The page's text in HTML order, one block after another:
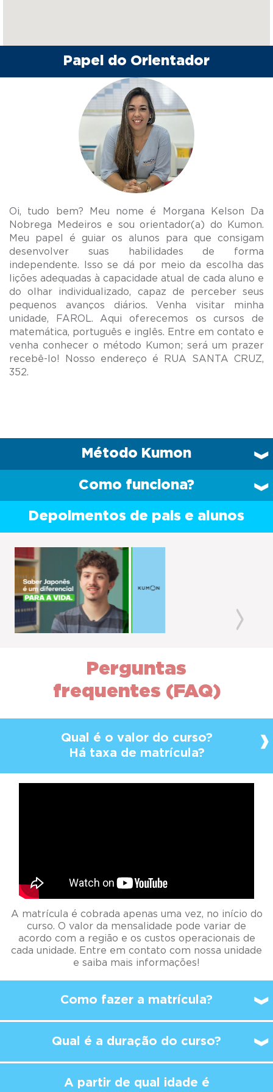
Papel do Orientador
Oi, tudo bem? Meu nome é Morgana Kelson Da
Nobrega Medeiros e sou orientador(a) do Kumon.
Meu papel é guiar os alunos para que consigam
desenvolver suas habilidades de forma
independente. Isso se dá por meio da escolha das
lições adequadas à capacidade atual de cada aluno e
do olhar individualizado, capaz de perceber seus
pequenos avanços diários. Venha visitar minha
unidade, FAROL. Aqui oferecemos os cursos de
matemática, português e inglês. Entre em contato e
venha conhecer o método Kumon; será um prazer
recebê-lo! Nosso endereço é RUA SANTA CRUZ,
Método Kumon
Como funciona?
Depoimentos de pais e alunos
Previous
Perguntas
frequentes (FAQ)
Qual é o valor do curso?
Há taxa de matrícula?
A matrícula é cobrada apenas uma vez, no início do
curso. O valor da mensalidade pode variar de
acordo com a região e os custos operacionais de
cada unidade. Entre em contato com nossa unidade
e saiba mais informações!
Como fazer a matrícula?
Qual é a duração do curso?
A partir de qual idade é